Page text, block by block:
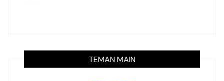
TEMAN MAIN